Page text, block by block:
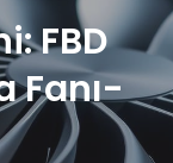
FBD
Fanı-